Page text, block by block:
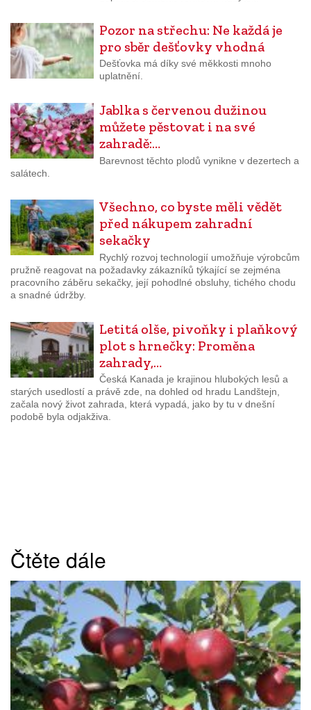
Pozor na střechu: Ne každá je
pro sběr dešťovky vhodná
Dešťovka má díky své měkkosti mnoho
uplatnění.
Jablka s červenou dužinou
můžete pěstovat i na své
zahradě:…
Barevnost těchto plodů vynikne v dezertech a
salátech.
Všechno, co byste měli vědět
před nákupem zahradní
sekačky
Rychlý rozvoj technologií umožňuje výrobcům
pružně reagovat na požadavky zákazníků týkající se zejména
pracovního záběru sekačky, její pohodlné obsluhy, tichého chodu
a snadné údržby.
Letitá olše, pivoňky i plaňkový
plot s hrnečky: Proměna
zahrady,…
Česká Kanada je krajinou hlubokých lesů a
starých usedlostí a právě zde, na dohled od hradu Landštejn,
začala nový život zahrada, která vypadá, jako by tu v dnešní
podobě byla odjakživa.
Čtěte dále